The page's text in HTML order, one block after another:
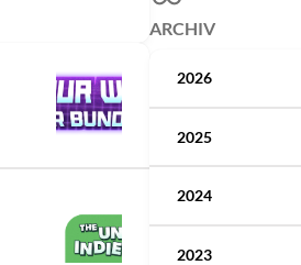
ARCHIV
2026
2025
2024
2023